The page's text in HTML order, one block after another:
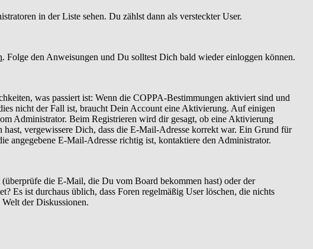
in der Liste sehen. Du zählst dann als versteckter User.
. Folge den Anweisungen und Du solltest Dich bald wieder einloggen können.
was passiert ist: Wenn die COPPA-Bestimmungen aktiviert sind und
nicht der Fall ist, braucht Dein Account eine Aktivierung. Auf einigen
Administrator. Beim Registrieren wird dir gesagt, ob eine Aktivierung
vergewissere Dich, dass die E-Mail-Adresse korrekt war. Ein Grund für
angegebene E-Mail-Adresse richtig ist, kontaktiere den Administrator.
die E-Mail, die Du vom Board bekommen hast) oder der
Es ist durchaus üblich, dass Foren regelmäßig User löschen, die nichts
der Diskussionen.